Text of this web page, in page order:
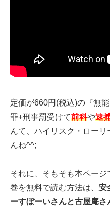
定価が660円(税込)の『無
罪+刑事罰受けて前科や逮
んて、ハイリスク・ロー
んね^^;
それに、そもそも本ペー
巻を無料で読む方法は、 安
ーすぼーいさんと古屋庵さ